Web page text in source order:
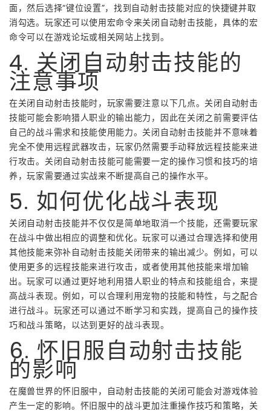
面，然后选择“键位设置”，找到自动射击技能对应的快捷键并取
消勾选。玩家还可以使用宏命令来关闭自动射击技能，具体的宏
命令可以在游戏论坛或相关网站上找到。
4. 关闭自动射击技能的
注意事项
在关闭自动射击技能时，玩家需要注意以下几点。关闭自动射击
技能可能会影响猎人职业的输出能力，因此在关闭之前需要评估
自己的战斗需求和技能使用能力。关闭自动射击技能并不意味着
完全不使用远程武器攻击，玩家仍然需要手动释放远程技能来进
行攻击。关闭自动射击技能可能需要一定的操作习惯和技巧的培
养，玩家需要通过实战来不断提高自己的操作水平。
5. 如何优化战斗表现
关闭自动射击技能并不仅仅是简单地取消一个技能，还需要玩家
在战斗中做出相应的调整和优化。玩家可以通过合理选择和使用
其他技能来弥补自动射击技能关闭带来的输出减少。例如，可以
使用更多的远程技能来进行攻击，或者使用其他技能来增加输
出。玩家可以通过更好地利用猎人职业的特点和技能组合，来提
高战斗表现。例如，可以合理利用宠物的技能和特性，与之配合
进行战斗。玩家还可以通过不断学习和实践，提高自己的操作技
巧和战斗策略，以达到更好的战斗表现。
6. 怀旧服自动射击技能
的影响
在魔兽世界的怀旧服中，自动射击技能的关闭可能会对游戏体验
产生一定的影响。怀旧服中的战斗更加注重操作技巧和策略，关